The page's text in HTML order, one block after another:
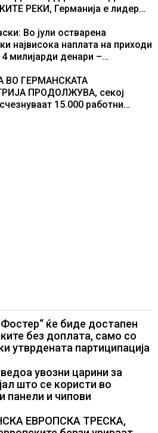
РЕКИ, Германија е лидер
податоци
Во јули остварена
највисока наплата на приходи
милијарди денари –
ВО ГЕРМАНСКАТА
ПРОДОЛЖУВА, секој
15.000 работни
ќе биде достапен
без доплата, само со
утврдената партиципација
увозни царини за
што се користи во
панели и чипови
ЕВРОПСКА ТРЕСКА,